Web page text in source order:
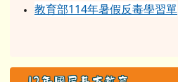
教育部114年暑假反毒學習單